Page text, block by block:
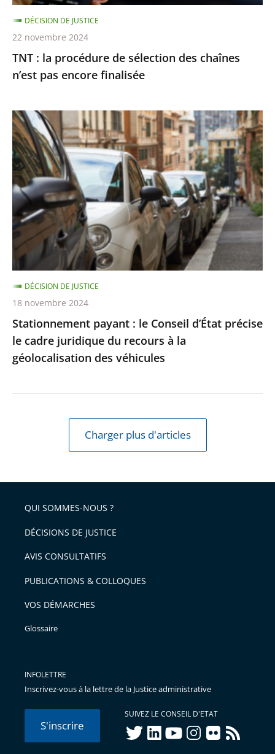
pas
encore
finalisée
TNT : la procédure de sélection des chaînes
n’est pas encore finalisée
DÉCISION DE JUSTICE
22 novembre 2024
Stationnement
payant
:
le
Conseil
d’État
précise
le
cadre
juridique
du
recours
à
la
géolocalisation
Stationnement payant : le Conseil d’État précise
le cadre juridique du recours à la
géolocalisation des véhicules
DÉCISION DE JUSTICE
18 novembre 2024
Charger plus d'articles
QUI SOMMES-NOUS ?
DÉCISIONS DE JUSTICE
AVIS CONSULTATIFS
PUBLICATIONS & COLLOQUES
VOS DÉMARCHES
Glossaire
INFOLETTRE
Inscrivez-vous à la lettre de la Justice administrative
S'inscrire
SUIVEZ LE CONSEIL D'ETAT
twitterlinkedInyoutubeinstagram
flickr rss